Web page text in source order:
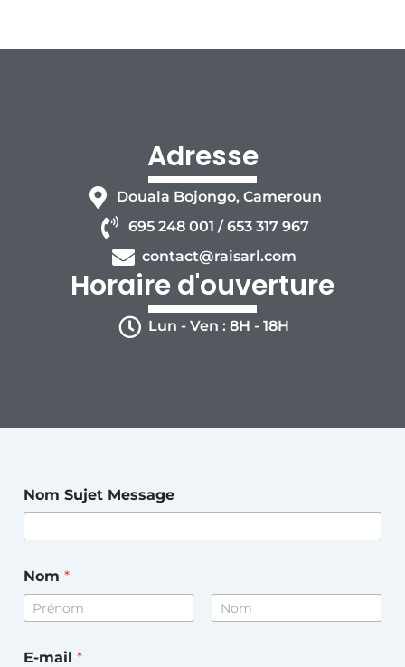
Adresse
Douala Bojongo, Cameroun
695 248 001 / 653 317 967
contact@raisarl.com
Horaire d'ouverture
Lun - Ven : 8H - 18H
Nom Sujet Message
Nom *
E-mail *